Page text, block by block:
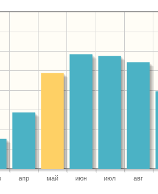
апр май июн июл авг